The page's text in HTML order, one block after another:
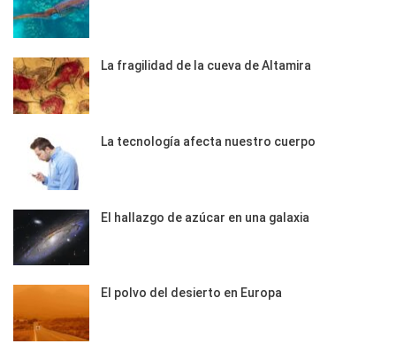
La fragilidad de la cueva de Altamira
La tecnología afecta nuestro cuerpo
El hallazgo de azúcar en una galaxia
El polvo del desierto en Europa